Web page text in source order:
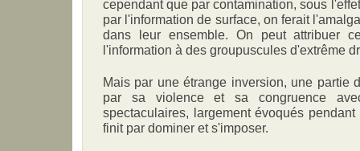
cependant que par contamination, sous
par l'information de surface, on ferait
dans leur ensemble. On peut attribuer
l'information à des groupuscules d'extrême
Mais par une étrange inversion, une partie
par sa violence et sa congruence
spectaculaires, largement évoqués
finit par dominer et s'imposer.